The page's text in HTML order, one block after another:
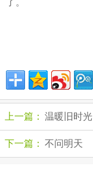
了。
上一篇： 温暖旧时光
下一篇： 不问明天